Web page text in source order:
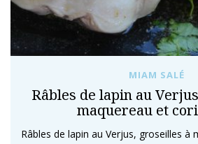
MIAM SALÉ
Râbles de lapin au
maquereau et
Râbles de lapin au Verjus, groseilles à